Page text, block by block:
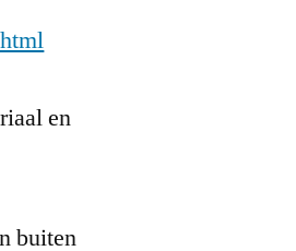
en
buiten